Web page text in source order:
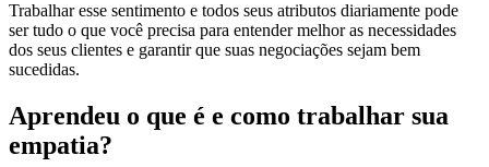
Trabalhar esse sentimento e todos seus atributos diariamente pode
ser tudo o que você precisa para entender melhor as necessidades
dos seus clientes e garantir que suas negociações sejam bem
sucedidas.
Aprendeu o que é e como trabalhar sua
empatia?